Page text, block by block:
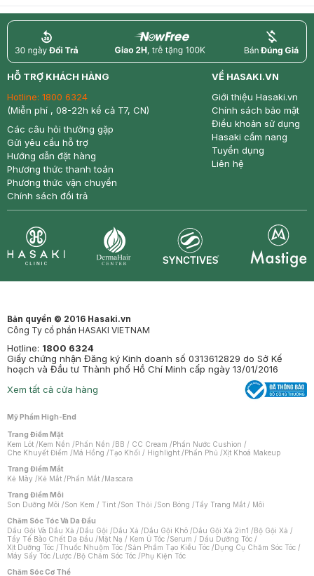
return nowfree price
HỖ TRỢ KHÁCH HÀNG
Hotline: 1800 6324
(Miễn phí , 08-22h kể cả T7, CN)
Các câu hỏi thường gặp
Gửi yêu cầu hỗ trợ
Hướng dẫn đặt hàng
Phương thức thanh toán
Phương thức vận chuyển
Chính sách đổi trả
VỀ HASAKI.VN
Giới thiệu Hasaki.vn
Chính sách bảo mật
Điều khoản sử dụng
Hasaki cẩm nang
Tuyển dụng
Liên hệ
Bản quyền © 2016 Hasaki.vn
Công Ty cổ phần HASAKI VIETNAM
Hotline: 1800 6324
Giấy chứng nhận Đăng ký Kinh doanh số 0313612829 do Sở Kế
hoạch và Đầu tư Thành phố Hồ Chí Minh cấp ngày 13/01/2016
Xem tất cả cửa hàng
Mỹ Phẩm High-End
Trang Điểm Mặt
Kem Lót /Kem Nền /Phấn Nền /BB / CC Cream /Phấn Nước Cushion /
Che Khuyết Điểm /Má Hồng /Tạo Khối / Highlight /Phấn Phủ /Xịt Khoá Makeup
Trang Điểm Mắt
Kẻ Mày /Kẻ Mắt /Phấn Mắt /Mascara
Trang Điểm Môi
Son Dưỡng Môi /Son Kem / Tint /Son Thỏi /Son Bóng /Tẩy Trang Mắt / Môi
Chăm Sóc Tóc Và Da Đầu
Dầu Gội Và Dầu Xả /Dầu Gội /Dầu Xả /Dầu Gội Khô /Dầu Gội Xả 2in1 /Bộ Gội Xả /
Tẩy Tế Bào Chết Da Đầu /Mặt Nạ / Kem Ủ Tóc /Serum / Dầu Dưỡng Tóc /
Xịt Dưỡng Tóc /Thuốc Nhuộm Tóc /Sản Phẩm Tạo Kiểu Tóc /Dụng Cụ Chăm Sóc Tóc /
Máy Sấy Tóc /Lược /Bộ Chăm Sóc Tóc /Phụ Kiện Tóc
Chăm Sóc Cơ Thể